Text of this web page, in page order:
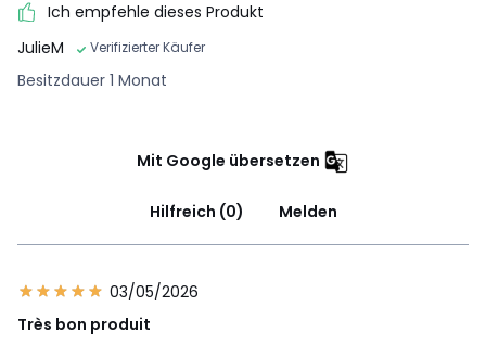
Ich empfehle dieses Produkt
JulieM
Verifizierter Käufer
Besitzdauer 1 Monat
Mit Google übersetzen
Hilfreich (0) Melden
03/05/2026
Très bon produit